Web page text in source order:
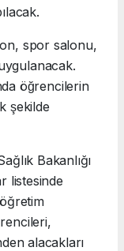
spor salonu,
öğrencilerin
şekilde
Bakanlığı
listesinde
alacakları